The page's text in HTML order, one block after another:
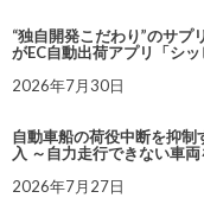
“独自開発こだわり”のサプ
がEC自動出荷アプリ「シ
2026年7月30日
自動車船の荷役中断を抑
入 ～自力走行できない車
2026年7月27日